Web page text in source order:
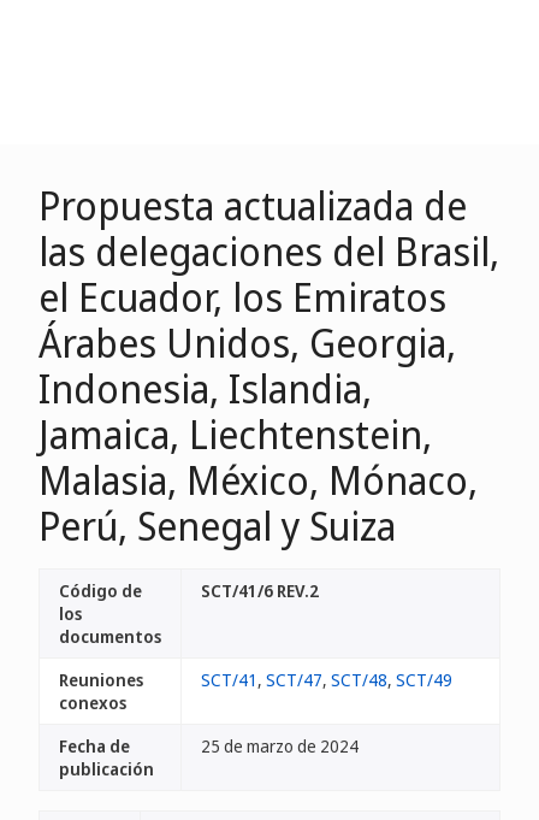
Propuesta actualizada de
las delegaciones del Brasil,
el Ecuador, los Emiratos
Árabes Unidos, Georgia,
Indonesia, Islandia,
Jamaica, Liechtenstein,
Malasia, México, Mónaco,
Perú, Senegal y Suiza
Código de
los
documentos
SCT/41/6 REV.2
Reuniones
conexos
SCT/41 , SCT/47, SCT/48, SCT/49
Fecha de
publicación
25 de marzo de 2024